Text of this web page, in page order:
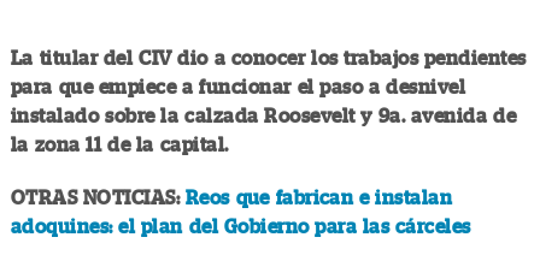
La titular del CIV dio a conocer los trabajos pendientes
para que empiece a funcionar el paso a desnivel
instalado sobre la calzada Roosevelt y 9a. avenida de
la zona 11 de la capital.
OTRAS NOTICIAS: Reos que fabrican e instalan
adoquines: el plan del Gobierno para las cárceles